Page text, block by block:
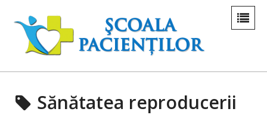
Sănătatea reproducerii